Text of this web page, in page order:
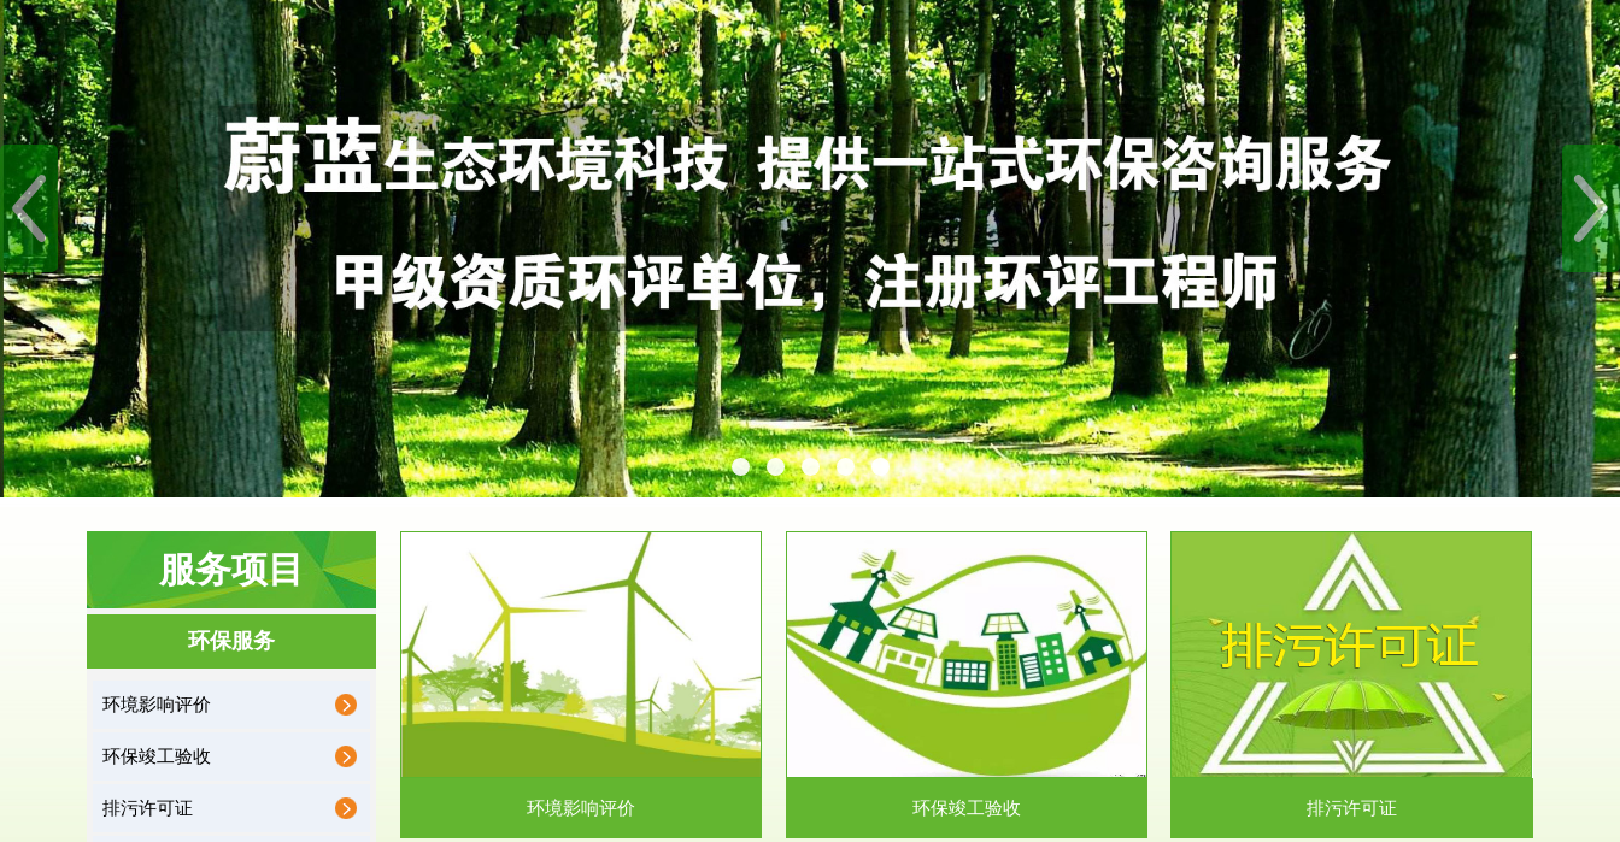
服务项目
环保服务
环境影响评价
环保竣工验收
排污许可证
服务范围
环境影响评价
据《中华人民共和国环境保护法》第十九条 编制
有关开发利用规划，建...
环境影响评价
服务范围
环保竣工验收
根据《建设项目环境保护管理条例》第十七条 编
制环境影响报告书、...
环保竣工验收
服务范围
排污许可证
排污许可申报咨询：（排污许可证）根据《中华
人民共和国环境保护法》...
排污许可证